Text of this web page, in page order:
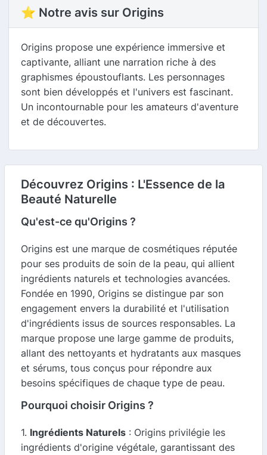
⭐ Notre avis sur Origins
Origins propose une expérience immersive et
captivante, alliant une narration riche à des
graphismes époustouflants. Les personnages
sont bien développés et l'univers est fascinant.
Un incontournable pour les amateurs d'aventure
et de découvertes.
Découvrez Origins : L'Essence de la
Beauté Naturelle
Qu'est-ce qu'Origins ?
Origins est une marque de cosmétiques réputée
pour ses produits de soin de la peau, qui allient
ingrédients naturels et technologies avancées.
Fondée en 1990, Origins se distingue par son
engagement envers la durabilité et l'utilisation
d'ingrédients issus de sources responsables. La
marque propose une large gamme de produits,
allant des nettoyants et hydratants aux masques
et sérums, tous conçus pour répondre aux
besoins spécifiques de chaque type de peau.
Pourquoi choisir Origins ?
1. Ingrédients Naturels : Origins privilégie les
ingrédients d'origine végétale, garantissant des